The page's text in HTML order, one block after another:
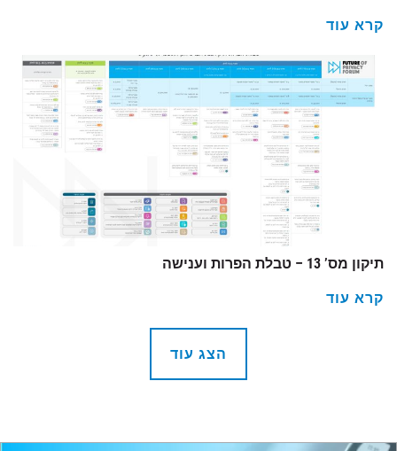
קרא עוד
תיקון מס’ 13 – טבלת הפרות וענישה
קרא עוד
הצג עוד